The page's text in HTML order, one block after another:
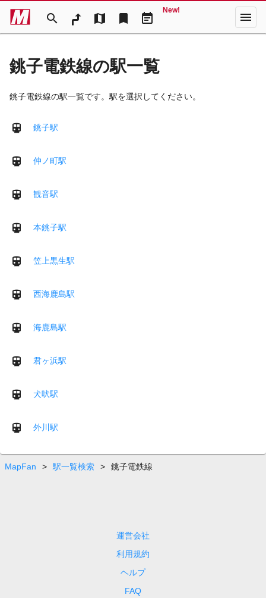
search map bookmark event_note
New! menu
銚子電鉄線の駅一覧
銚子電鉄線の駅一覧です。駅を選択してください。
銚子駅
仲ノ町駅
観音駅
本銚子駅
笠上黒生駅
西海鹿島駅
海鹿島駅
君ヶ浜駅
犬吠駅
外川駅
MapFan > 駅一覧検索 > 銚子電鉄線
運営会社
利用規約
ヘルプ
FAQ